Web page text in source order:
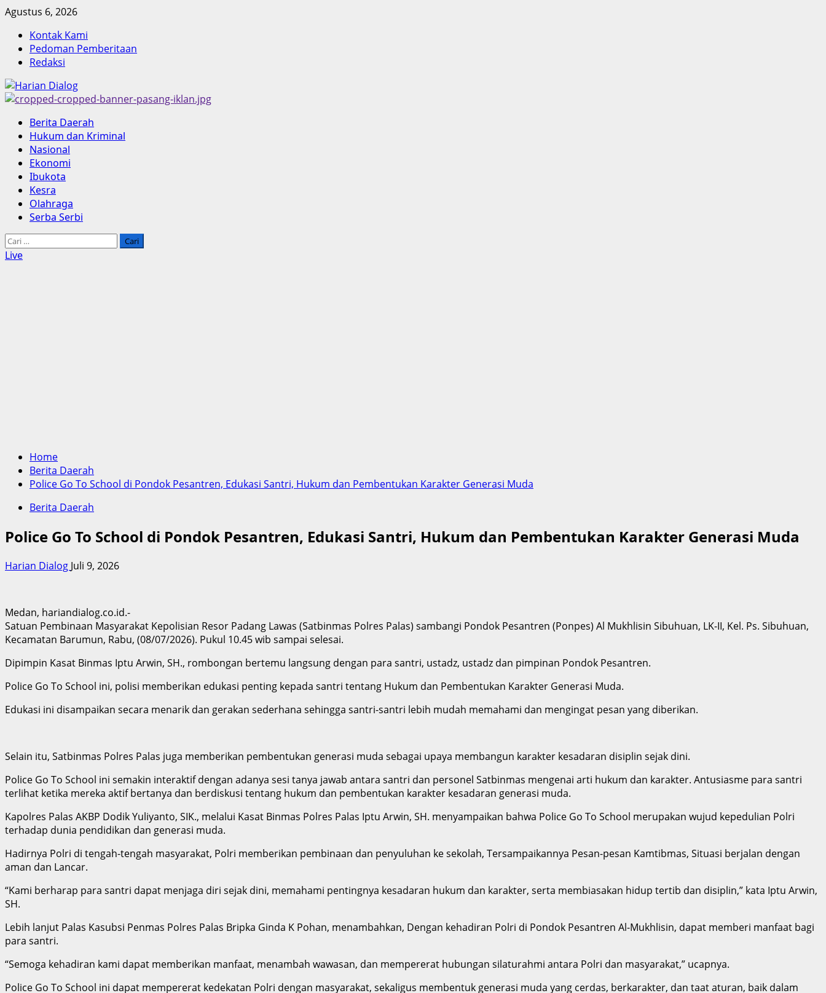
Skip
content
Agustus 6, 2026
Kontak Kami
Pedoman Pemberitaan
Redaksi
Primary
Menu
Berita Daerah
Hukum dan Kriminal
Nasional
Ekonomi
Ibukota
Kesra
Olahraga
Serba Serbi
Cari
untuk:
Live
Home
Berita Daerah
Police Go To School di Pondok Pesantren, Edukasi Santri, Hukum dan Pembentukan Karakter Generasi Muda
Berita Daerah
Police Go To School di Pondok Pesantren, Edukasi Santri, Hukum dan Pembentukan Karakter Generasi Muda
Harian Dialog Juli 9, 2026
Medan, hariandialog.co.id.-
Satuan Pembinaan Masyarakat Kepolisian Resor Padang Lawas (Satbinmas Polres Palas) sambangi Pondok Pesantren (Ponpes) Al Mukhlisin Sibuhuan, LK-II, Kel. Ps. Sibuhuan,
Kecamatan Barumun, Rabu, (08/07/2026). Pukul 10.45 wib sampai selesai.
Dipimpin Kasat Binmas Iptu Arwin, SH., rombongan bertemu langsung dengan para santri, ustadz, ustadz dan pimpinan Pondok Pesantren.
Police Go To School ini, polisi memberikan edukasi penting kepada santri tentang Hukum dan Pembentukan Karakter Generasi Muda.
Edukasi ini disampaikan secara menarik dan gerakan sederhana sehingga santri-santri lebih mudah memahami dan mengingat pesan yang diberikan.
Selain itu, Satbinmas Polres Palas juga memberikan pembentukan generasi muda sebagai upaya membangun karakter kesadaran disiplin sejak dini.
Police Go To School ini semakin interaktif dengan adanya sesi tanya jawab antara santri dan personel Satbinmas mengenai arti hukum dan karakter. Antusiasme para santri
terlihat ketika mereka aktif bertanya dan berdiskusi tentang hukum dan pembentukan karakter kesadaran generasi muda.
Kapolres Palas AKBP Dodik Yuliyanto, SIK., melalui Kasat Binmas Polres Palas Iptu Arwin, SH. menyampaikan bahwa Police Go To School merupakan wujud kepedulian Polri
terhadap dunia pendidikan dan generasi muda.
Hadirnya Polri di tengah-tengah masyarakat, Polri memberikan pembinaan dan penyuluhan ke sekolah, Tersampaikannya Pesan-pesan Kamtibmas, Situasi berjalan dengan
aman dan Lancar.
“Kami berharap para santri dapat menjaga diri sejak dini, memahami pentingnya kesadaran hukum dan karakter, serta membiasakan hidup tertib dan disiplin,” kata Iptu Arwin,
SH.
Lebih lanjut Palas Kasubsi Penmas Polres Palas Bripka Ginda K Pohan, menambahkan, Dengan kehadiran Polri di Pondok Pesantren Al-Mukhlisin, dapat memberi manfaat bagi
para santri.
“Semoga kehadiran kami dapat memberikan manfaat, menambah wawasan, dan mempererat hubungan silaturahmi antara Polri dan masyarakat,” ucapnya.
Police Go To School ini dapat mempererat kedekatan Polri dengan masyarakat, sekaligus membentuk generasi muda yang cerdas, berkarakter, dan taat aturan, baik dalam